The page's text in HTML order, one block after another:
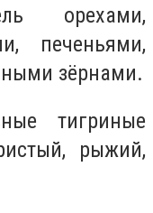
орехами,
печеньями,
зёрнами.
тигриные
рыжий,